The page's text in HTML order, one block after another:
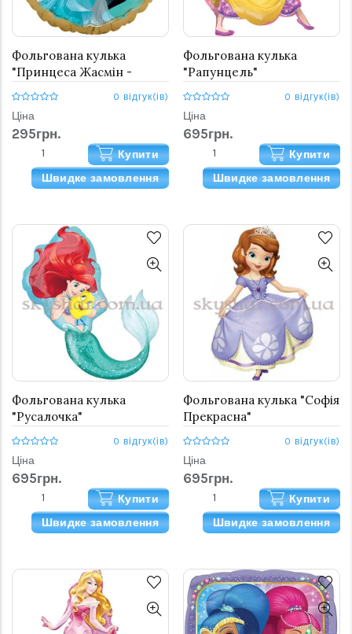
Фольгована кулька
"Принцеса Жасмін -
золотий кант"
0 відгук(ів)
Ціна
295грн.
Купити
Швидке замовлення
Фольгована кулька
"Рапунцель"
0 відгук(ів)
Ціна
695грн.
Купити
Швидке замовлення
Фольгована кулька
"Русалочка"
0 відгук(ів)
Ціна
695грн.
Купити
Швидке замовлення
Фольгована кулька "Софія
Прекрасна"
0 відгук(ів)
Ціна
695грн.
Купити
Швидке замовлення